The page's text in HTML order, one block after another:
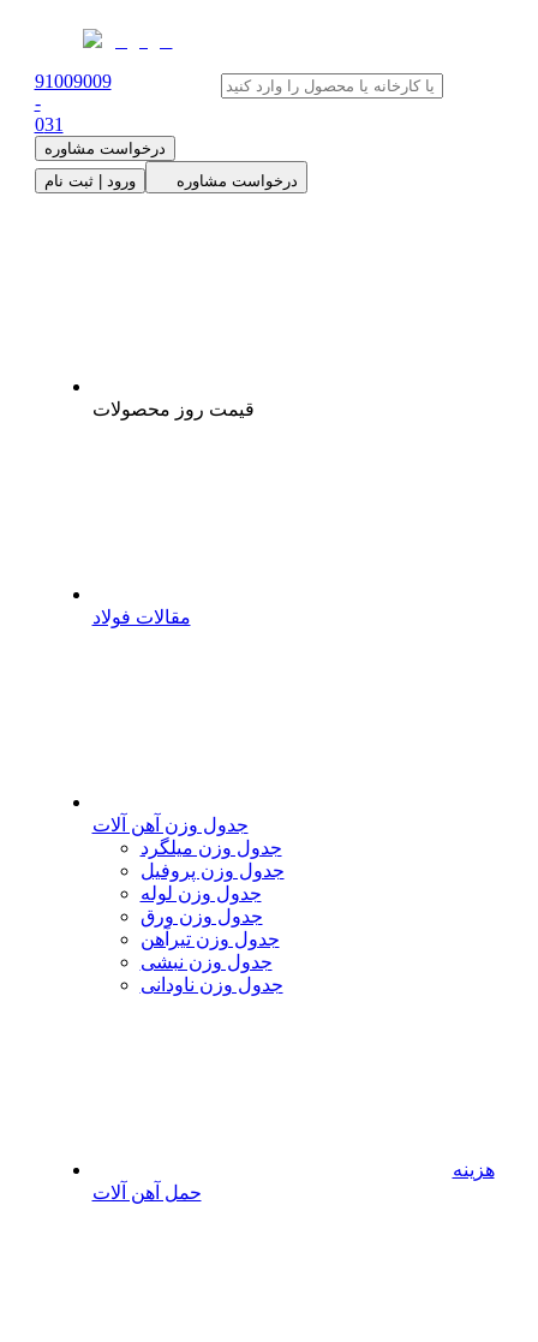
91009009
-
031
درخواست مشاوره
ورود | ثبت نام
درخواست مشاوره
قیمت روز محصولات
مقالات فولاد
جدول وزن آهن آلات
جدول وزن میلگرد
جدول وزن پروفیل
جدول وزن لوله
جدول وزن ورق
جدول وزن تیرآهن
جدول وزن نبشی
جدول وزن ناودانی
هزینه
حمل آهن آلات